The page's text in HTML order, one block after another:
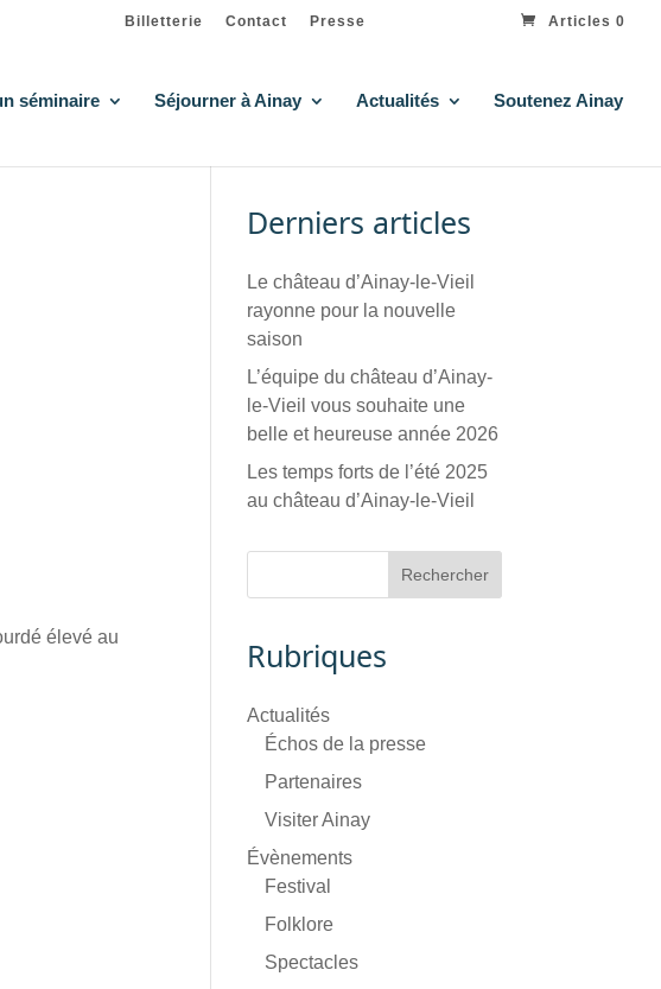
Billetterie Contact Presse Articles 0
séminaire Séjourner à Ainay Actualités Soutenez Ainay
élevé au
Derniers articles
Le château d’Ainay-le-Vieil
rayonne pour la nouvelle
saison
L’équipe du château d’Ainay-
le-Vieil vous souhaite une
belle et heureuse année 2026
Les temps forts de l’été 2025
au château d’Ainay-le-Vieil
Rubriques
Actualités
Échos de la presse
Partenaires
Visiter Ainay
Évènements
Festival
Folklore
Spectacles